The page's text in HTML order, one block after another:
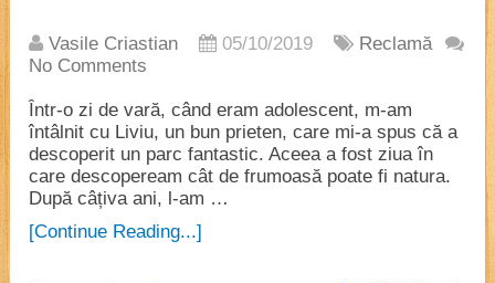
Vasile Criastian 05/10/2019
Reclamă
No Comments
Într-o zi de vară, când eram adolescent, m-am
întâlnit cu Liviu, un bun prieten, care mi-a spus că a
descoperit un parc fantastic. Aceea a fost ziua în
care descopeream cât de frumoasă poate fi natura.
După câțiva ani, l-am …
[Continue Reading...]